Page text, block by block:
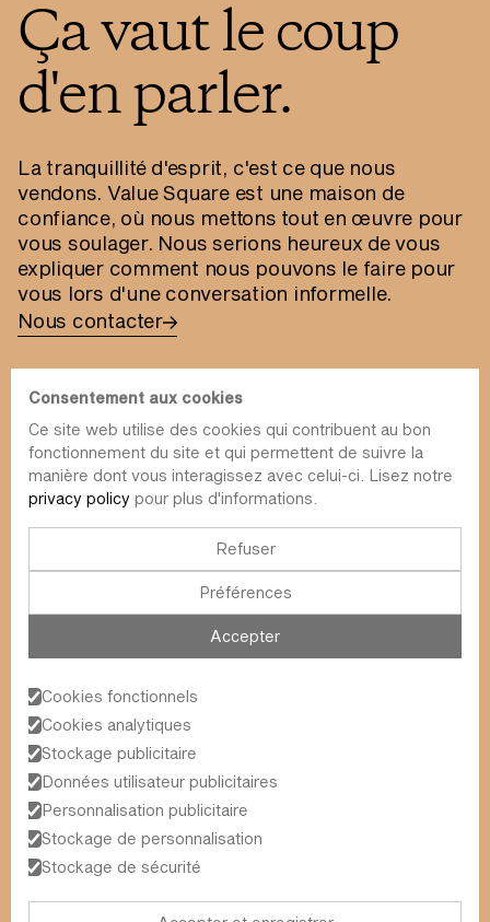
Ça vaut le coup
d'en parler.
La tranquillité d'esprit, c'est ce que nous
vendons. Value Square est une maison de
confiance, où nous mettons tout en œuvre pour
vous soulager. Nous serions heureux de vous
expliquer comment nous pouvons le faire pour
vous lors d'une conversation informelle.
Nous contacter
info@value-square.be
+32 9 241 57 57
RDT
À propos de nous
Contact
Simulateur
Infolettre
Value Square N.V.
Schoonzichtstraat 23A
9051 Gand (Sint-Denijs-Westrem)
Termes et conditions générales
Politique de confidentialité
Informations légales
Consentement aux cookies
Ce site web utilise des cookies qui contribuent au bon
fonctionnement du site et qui permettent de suivre la
manière dont vous interagissez avec celui-ci. Lisez notre
privacy policy pour plus d'informations.
Refuser
Préférences
Accepter
Cookies fonctionnels
Cookies analytiques
Stockage publicitaire
Données utilisateur publicitaires
Personnalisation publicitaire
Stockage de personnalisation
Stockage de sécurité